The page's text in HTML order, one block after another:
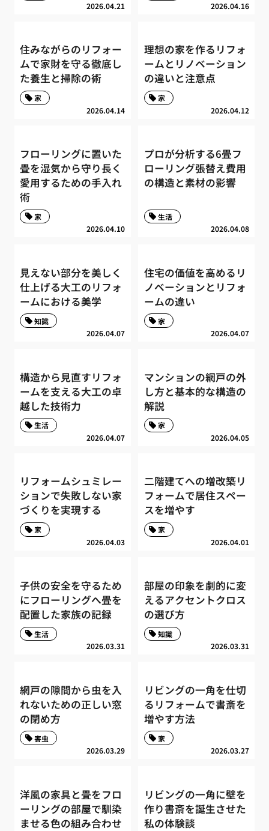
2026.04.21 2026.04.16
住みながらのリフォー
ムで家財を守る徹底し
た養生と掃除の術
2026.04.14
家
理想の家を作るリフォ
ームとリノベーション
の違いと注意点
2026.04.12
家
フローリングに置いた
畳を湿気から守り長く
愛用するための手入れ
術
2026.04.10
家
プロが分析する6畳フ
ローリング張替え費用
の構造と素材の影響
2026.04.08
生活
見えない部分を美しく
仕上げる大工のリフォ
ームにおける美学
2026.04.07
知識
住宅の価値を高めるリ
ノベーションとリフォ
ームの違い
2026.04.07
家
構造から見直すリフォ
ームを支える大工の卓
越した技術力
2026.04.07
生活
マンションの網戸の外
し方と基本的な構造の
解説
2026.04.05
家
リフォームシュミレー
ションで失敗しない家
づくりを実現する
2026.04.03
家
二階建てへの増改築リ
フォームで居住スペー
スを増やす
2026.04.01
家
子供の安全を守るため
にフローリングへ畳を
配置した家族の記録
2026.03.31
生活
部屋の印象を劇的に変
えるアクセントクロス
の選び方
2026.03.31
知識
網戸の隙間から虫を入
れないための正しい窓
の閉め方
2026.03.29
害虫
リビングの一角を仕切
るリフォームで書斎を
増やす方法
2026.03.27
家
洋風の家具と畳をフロ
ーリングの部屋で馴染
ませる色の組み合わせ
リビングの一角に壁を
作り書斎を誕生させた
私の体験談